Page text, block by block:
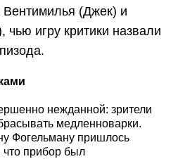
(Джек) и
игру критики назвали
нежданной: зрители
медленноварки.
Фогельману пришлось
что прибор был